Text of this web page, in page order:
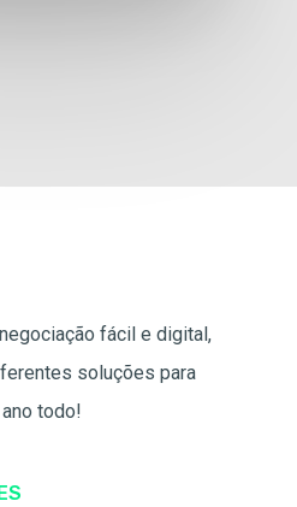
fácil e digital,
soluções para
todo!